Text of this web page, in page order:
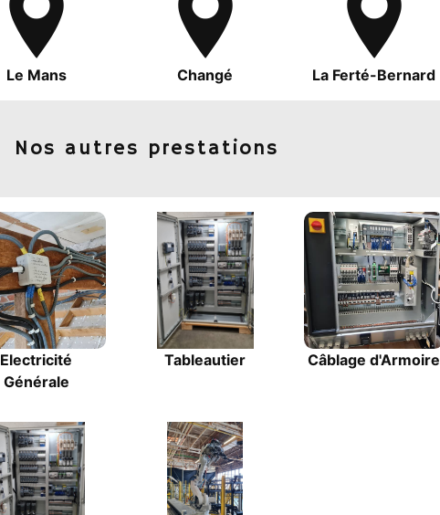
Le Mans Changé La Ferté-Bernard
Nos autres prestations
Electricité
Générale
Tableautier Câblage d'Armoire